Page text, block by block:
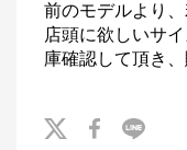
前のモデルより
店頭に欲しいサ
庫確認して頂き、